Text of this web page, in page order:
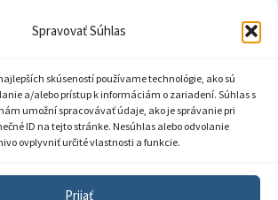
Spravovať Súhlas
skúseností používame technológie, ako sú
a/alebo prístup k informáciám o zariadení. Súhlas s
umožní spracovávať údaje, ako je správanie pri
ID na tejto stránke. Nesúhlas alebo odvolanie
ovplyvniť určité vlastnosti a funkcie.
Prijať
Zásady ochrany súkromia